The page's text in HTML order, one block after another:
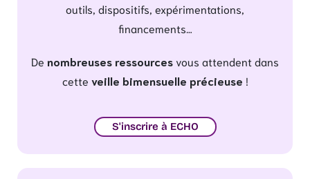
outils, dispositifs, expérimentations,
financements…
De nombreuses ressources vous attendent dans
cette veille bimensuelle précieuse !
S'inscrire à ECHO